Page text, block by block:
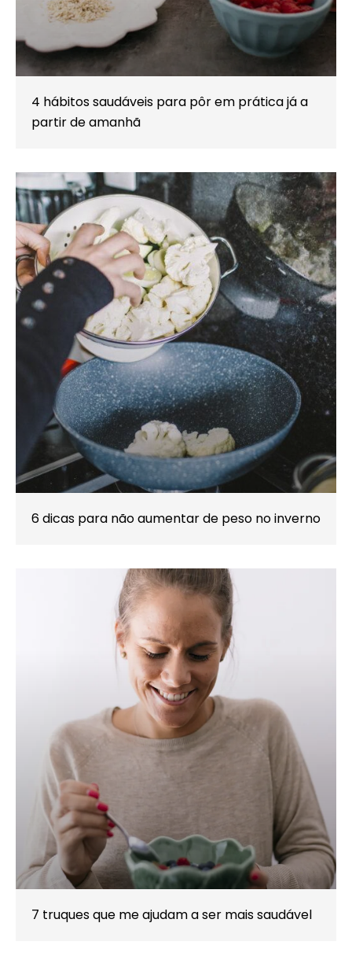
4 hábitos saudáveis para pôr em prática já a
partir de amanhã
6 dicas para não aumentar de peso no inverno
7 truques que me ajudam a ser mais saudável